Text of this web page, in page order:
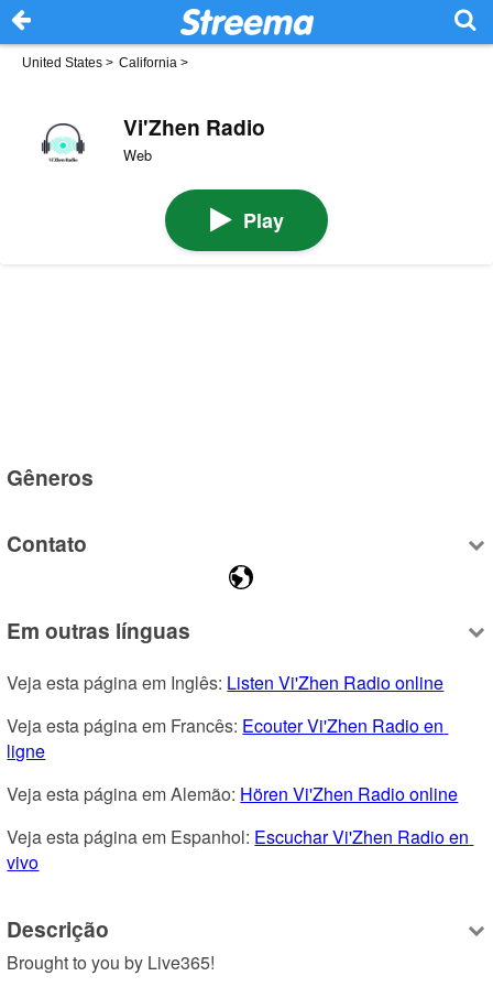
United States > California >
Vi'Zhen Radio
Web
Play
Gêneros
Contato
Em outras línguas
Veja esta página em Inglês: Listen Vi'Zhen Radio online
Veja esta página em Francês: Ecouter Vi'Zhen Radio en
ligne
Veja esta página em Alemão: Hören Vi'Zhen Radio online
Veja esta página em Espanhol: Escuchar Vi'Zhen Radio en
vivo
Descrição
Brought to you by Live365!